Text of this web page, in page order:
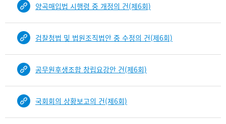
양곡매입법 시행령 중 개정의 건(제6회)
검찰청법 및 법원조직법안 중 수정의 건(제6회)
공무원후생조합 창립요강안 건(제6회)
국회회의 상황보고의 건(제6회)